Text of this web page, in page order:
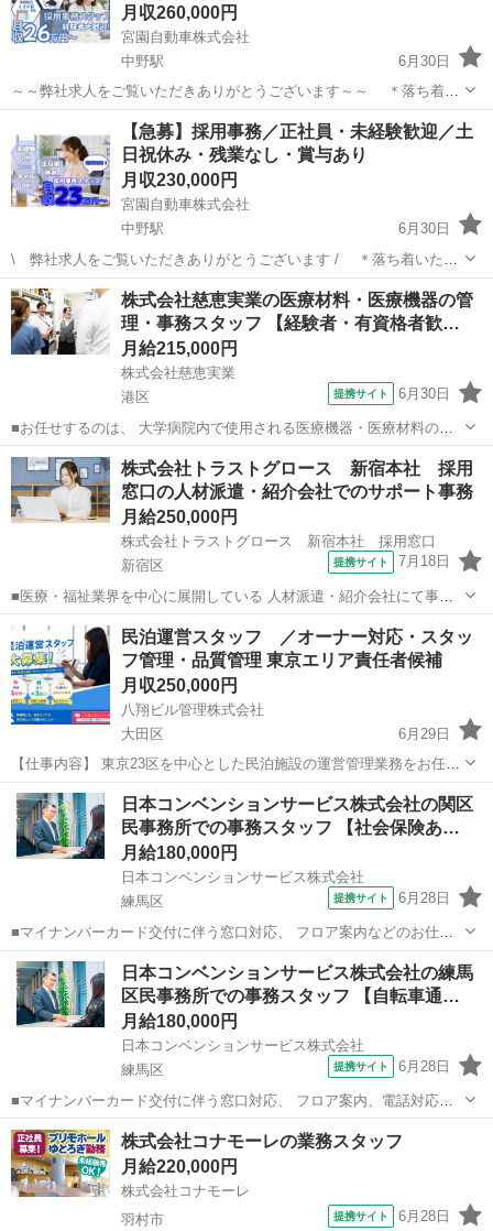
月収260,000円
宮園自動車株式会社
中野駅
6月30日
～～弊社求人をご覧いただきありがとうございます～～ ＊落ち着い
た環境でお仕事をしたい方募集中＊ ～20代・30代のスタッフが
活躍中～ ◇募集求人 ・採用事務 ◇予定人数 ・１名（予定） ※充足
次第...
中野駅 一般事務 業務
【急募】採用事務／正社員・未経験歓迎／土
日祝休み・残業なし・賞与あり
月収230,000円
宮園自動車株式会社
中野駅
6月30日
\ 弊社求人をご覧いただきありがとうございます / ＊落ち着いた環
境でお仕事をしたい方募集中＊ ～20代・30代のスタッフが活躍
中～ ◇募集求人 ・採用事務（未経験OK） ◇予定人数 ・１名（予...
東京 中野区 中野駅 一般事務
株式会社慈恵実業の医療材料・医療機器の管
理・事務スタッフ 【経験者・有資格者歓…
月給215,000円
株式会社慈恵実業
港区
提携サイト 6月30日
■お任せするのは、 大学病院内で使用される医療機器・医療材料の調
達・管理業務。 黙々とパソコン作業をするといった事務業務だけでは
ありません。 「医療現場に必要な物を、適切な価格・タイミングで届
ける」病院運営の中核ポジションで...
東京 港区 一般事務
株式会社トラストグロース 新宿本社 採用
窓口の人材派遣・紹介会社でのサポート事務
月給250,000円
株式会社トラストグロース 新宿本社 採用窓口
新宿区
提携サイト 7月18日
■医療・福祉業界を中心に展開している 人材派遣・紹介会社にて事務
スタッフ募集！ 求職者の希望条件をお電話にてお伺いし、 ご希望に合
うお仕事（看護師・介護士・保育士） などをご紹介します♪ ＜主な内
容＞ ◆応募者の電話受...
東京 新宿区 一般事務
民泊運営スタッフ ／オーナー対応・スタッ
フ管理・品質管理 東京エリア責任者候補
月収250,000円
八翔ビル管理株式会社
大田区
6月29日
【仕事内容】 東京23区を中心とした民泊施設の運営管理業務をお任せ
します。 単なる事務作業ではなく、 オーナー様・清掃スタッフ・配送
スタッフと連携しながら、 施設運営を支えるポジションです。 将来的
には東京...
東京 大田区 一般事務
日本コンベンションサービス株式会社の関区
民事務所での事務スタッフ 【社会保険あ…
月給180,000円
日本コンベンションサービス株式会社
練馬区
提携サイト 6月28日
■マイナンバーカード交付に伴う窓口対応、 フロア案内などのお仕事
をお願いします！ 面接時、ご経験等を考慮し配属を 下記2チームで決
定させていただきます。 ［1］窓口・接客 ・フロア対応 ・マイナンバ
ー関連業務 ［2］事務...
東京 練馬区 一般事務
日本コンベンションサービス株式会社の練馬
区民事務所での事務スタッフ 【自転車通…
月給180,000円
日本コンベンションサービス株式会社
練馬区
提携サイト 6月28日
■マイナンバーカード交付に伴う窓口対応、 フロア案内、電話対応な
どのお仕事をお願いします！ ◆マイナンバーカード交付窓口業務 ◆
・マイナンバーカード交付等に伴う窓口業務 ・フロア案内 ・電話対応
・データ入力、予約状況...
東京 練馬区 一般事務
株式会社コナモーレの業務スタッフ
月給220,000円
株式会社コナモーレ
羽村市
提携サイト 6月28日